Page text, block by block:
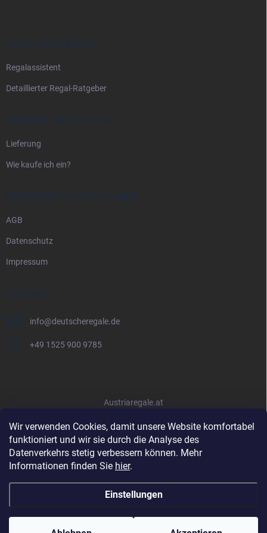
Wir verwenden Cookies, damit unsere Website komfortabel
funktioniert und wir sie durch die Analyse des
Datenverkehrs stetig verbessern können. Mehr
Informationen finden Sie hier.
Einstellungen
ALLES ÜBER REGALE
Regalassistent
Detaillierter Regal-Ratgeber
VERSAND UND ZAHLUNG
Lieferung
Wie kaufe ich ein?
RECHTLICHE INFORMATIONEN
AGB
Datenschutz
Impressum
KONTAKT
info@deutscheregale.de
+49 1525 900 9785
Austriaregale.at
Copyright 2026Deutscheregale.de. Alle Rechte vorbehalten.Cookie-